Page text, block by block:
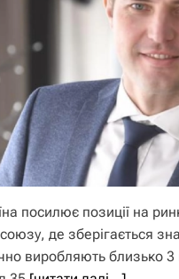
посилює позиції на
де зберігається
виробляють близько 3